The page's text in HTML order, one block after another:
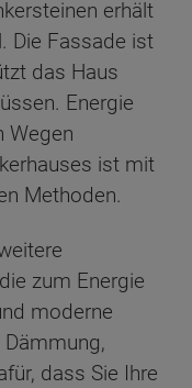
erhält
Die Fassade ist
das Haus
Energie
Wegen
ist mit
Methoden.
zum Energie
moderne
dass Sie Ihre